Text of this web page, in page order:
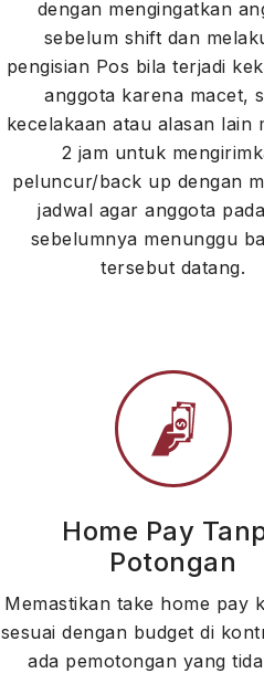
dengan mengingatkan
sebelum shift dan
pengisian Pos bila terjadi
anggota karena macet,
kecelakaan atau alasan lain
2 jam untuk
peluncur/back up dengan
jadwal agar anggota
sebelumnya menunggu
tersebut datang.
Home Pay
Potongan
Memastikan take home pay
sesuai dengan budget di
ada pemotongan yang